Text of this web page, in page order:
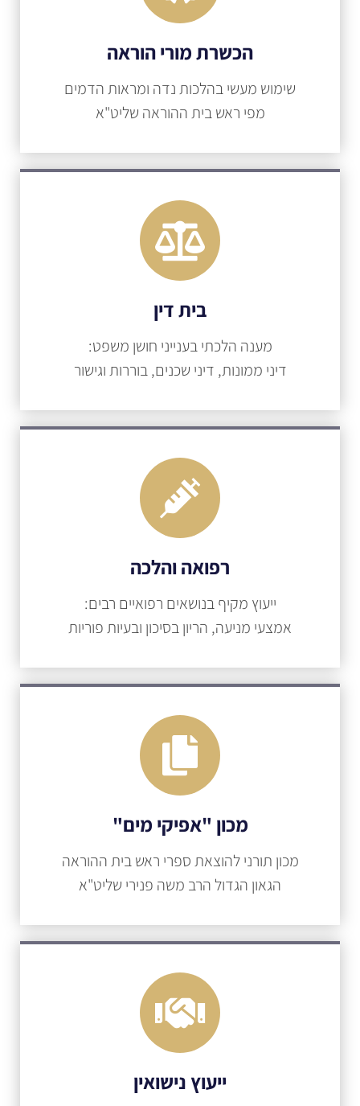
הכשרת מורי הוראה
שימוש מעשי בהלכות נדה ומראות הדמים
מפי ראש בית ההוראה שליט"א
בית דין
מענה הלכתי בענייני חושן משפט:
דיני ממונות, דיני שכנים, בוררות וגישור
רפואה והלכה
ייעוץ מקיף בנושאים רפואיים רבים:
אמצעי מניעה, הריון בסיכון ובעיות פוריות
מכון "אפיקי מים"
מכון תורני להוצאת ספרי ראש בית ההוראה
הגאון הגדול הרב משה פנירי שליט"א
ייעוץ נישואין